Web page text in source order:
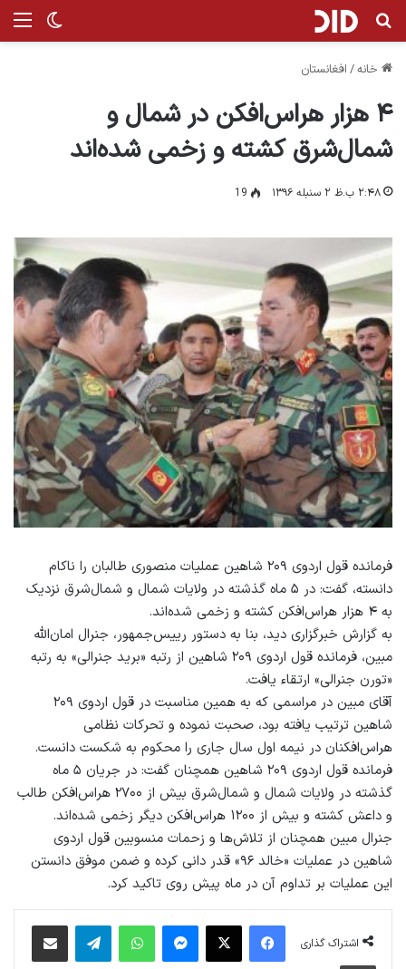
تغییر جستجو برای
خانه/ افغانستان
۴ هزار هراس‌افکن در شمال و
شمال‌شرق کشته و زخمی شده‌اند
۲:۴۸ ب.ظ ۲ سنبله ۱۳۹۶ 19
فرمانده قول اردوی ۲۰۹ شاهین عملیات منصوری طالبان را ناکام
دانسته، گفت: در ۵ ماه گذشته در ولایات شمال و شمال‌شرق نزدیک
به ۴ هزار هراس‌افکن کشته و زخمی شده‌اند.
به گزارش خبرگزاری دید، بنا به دستور رییس‌جمهور، جنرال امان‌الله
مبین، فرمانده قول اردوی ۲۰۹ شاهین از رتبه «برید جنرالی» به رتبه
«تورن جنرالی» ارتقاء یافت.
آقای مبین در مراسمی که به همین مناسبت در قول اردوی ۲۰۹
شاهین ترتیب یافته بود، صحبت نموده و تحرکات نظامی
هراس‌افکنان در نیمه اول سال جاری را محکوم به شکست دانست.
فرمانده قول اردوی ۲۰۹ شاهین همچنان گفت: در جریان ۵ ماه
گذشته در ولایات شمال و شمال‌شرق بیش از ۲۷۰۰ هراس‌افکن طالب
و داعش کشته و بیش از ۱۲۰۰ هراس‌افکن دیگر زخمی شده‌اند.
جنرال مبین همچنان از تلاش‌ها و زحمات منسوبین قول اردوی
شاهین در عملیات «خالد ۹۶» قدر دانی کرده و ضمن موفق دانستن
این عملیات بر تداوم آن در ماه پیش روی تاکید کرد.
اشتراک گذاری
فیس بوک پیام رسان واتس آپ